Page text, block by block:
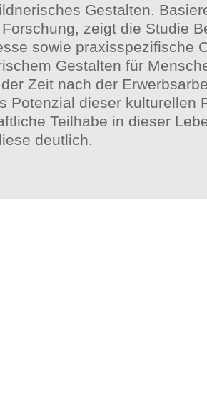
Gestalten.
zeigt die Studie
sowie praxisspezifische
Gestalten für
der Zeit nach der
Potenzial dieser kulturellen
Teilhabe in dieser
deutlich.